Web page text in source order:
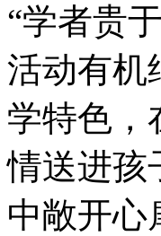
“学者贵
活动有机
学特色，
情送进孩
中敞开心